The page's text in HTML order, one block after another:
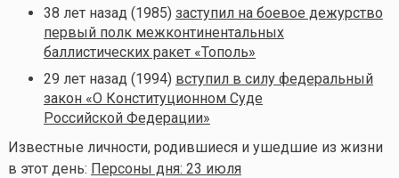
38 лет назад (1985) заступил на боевое дежурство
первый полк межконтинентальных
баллистических ракет «Тополь»
29 лет назад (1994) вступил в силу федеральный
закон «О Конституционном Суде
Российской Федерации»
Известные личности, родившиеся и ушедшие из жизни
в этот день: Персоны дня: 23 июля